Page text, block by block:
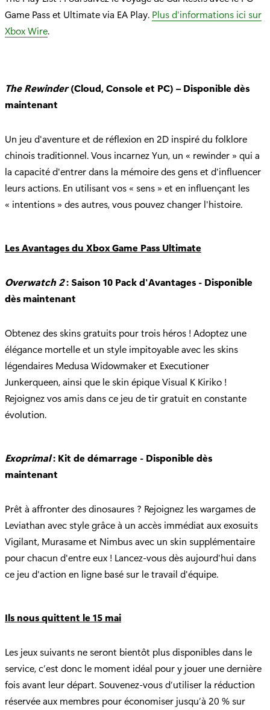
Game Pass et Ultimate via EA Play. Plus d'informations ici sur
Xbox Wire.
The Rewinder(Cloud, Console et PC) – Disponible dès
maintenant
Un jeu d'aventure et de réflexion en 2D inspiré du folklore
chinois traditionnel. Vous incarnez Yun, un « rewinder » qui a
la capacité d'entrer dans la mémoire des gens et d'influencer
leurs actions. En utilisant vos « sens » et en influençant les
« intentions » des autres, vous pouvez changer l'histoire.
Les Avantages du Xbox Game Pass Ultimate
Overwatch 2: Saison 10 Pack d'Avantages - Disponible
dès maintenant
Obtenez des skins gratuits pour trois héros ! Adoptez une
élégance mortelle et un style impitoyable avec les skins
légendaires Medusa Widowmaker et Executioner
Junkerqueen, ainsi que le skin épique Visual K Kiriko !
Rejoignez vos amis dans ce jeu de tir gratuit en constante
évolution.
Exoprimal: Kit de démarrage - Disponible dès
maintenant
Prêt à affronter des dinosaures ? Rejoignez les wargames de
Leviathan avec style grâce à un accès immédiat aux exosuits
Vigilant, Murasame et Nimbus avec un skin supplémentaire
pour chacun d'entre eux ! Lancez-vous dès aujourd'hui dans
ce jeu d'action en ligne basé sur le travail d'équipe.
Ils nous quittent le 15 mai
Les jeux suivants ne seront bientôt plus disponibles dans le
service, c’est donc le moment idéal pour y jouer une dernière
fois avant leur départ. Souvenez-vous d’utiliser la réduction
réservée aux membres pour économiser jusqu’à 20 % sur